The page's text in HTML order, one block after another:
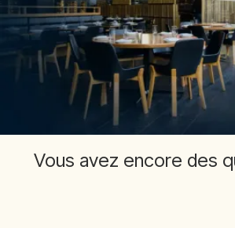
Vous avez encore des